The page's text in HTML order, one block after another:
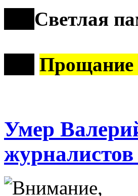
Светлая
Прощание
Умер
журналистов